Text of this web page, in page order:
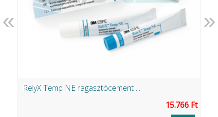
RelyX Temp NE ragasztócement ...
15.766 Ft
« »